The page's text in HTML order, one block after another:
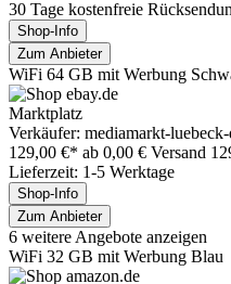
30 Tage kostenfreie
Shop-Info
Zum Anbieter
WiFi 64 GB mit Werbung
Marktplatz
Verkäufer: mediamarkt-
129,00 €* ab 0,00 € Versand
Lieferzeit: 1-5 Werktage
Shop-Info
Zum Anbieter
6 weitere Angebote anzeigen
WiFi 32 GB mit Werbung Blau